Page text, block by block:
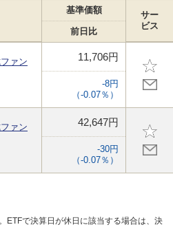
基準価額
サー
ビス
前日比
ァン
11,706円
-8円
（-0.07％）
ァン
42,647円
-30円
（-0.07％）
ETFで決算日が休日に該当する場合は、決